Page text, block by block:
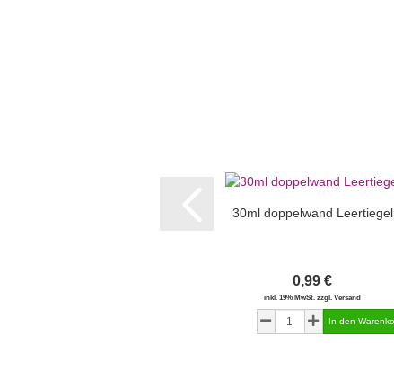
30ml doppelwand Leertiegel
0,99 €
inkl. 19% MwSt. zzgl. Versand